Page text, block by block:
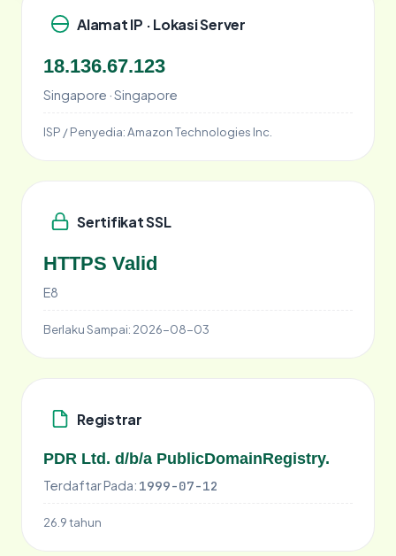
Alamat IP · Lokasi Server
18.136.67.123
Singapore · Singapore
ISP / Penyedia:Amazon Technologies Inc.
Sertifikat SSL
HTTPS Valid
E8
Berlaku Sampai: 2026-08-03
Registrar
PDR Ltd. d/b/a PublicDomainRegistry.
Terdaftar Pada: 1999-07-12
26.9 tahun